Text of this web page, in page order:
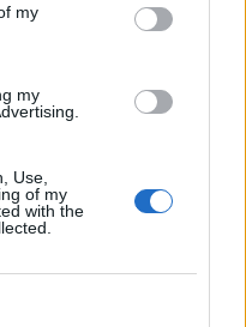
my
my
Use,
of my
with the
masa corporal
Telegram